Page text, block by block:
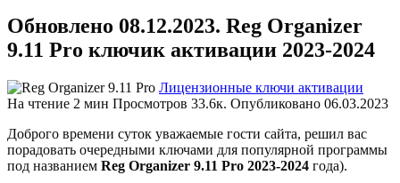
Обновлено 08.12.2023. Reg Organizer
9.11 Pro ключик активации 2023-2024
Лицензионные ключи активации
На чтение 2 мин Просмотров 33.6к. Опубликовано 06.03.2023
Доброго времени суток уважаемые гости сайта, решил вас
порадовать очередными ключами для популярной программы
под названием Reg Organizer 9.11 Pro 2023-2024 года).